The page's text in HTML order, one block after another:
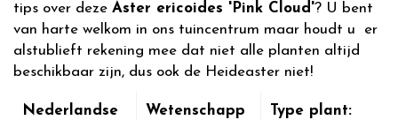
tips over deze Aster ericoides 'Pink Cloud'? U bent
van harte welkom in ons tuincentrum maar houdt u er
alstublieft rekening mee dat niet alle planten altijd
beschikbaar zijn, dus ook de Heideaster niet!
Nederlandse
Wetenschapp
Type plant: